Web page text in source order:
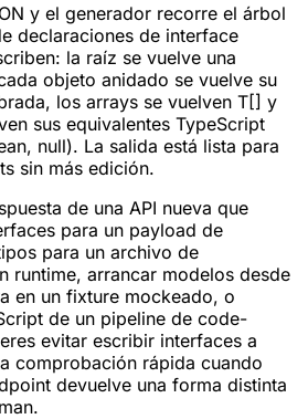
y el generador recorre el árbol
declaraciones de interface
la raíz se vuelve una
objeto anidado se vuelve su
los arrays se vuelven T[] y
sus equivalentes TypeScript
null). La salida está lista para
sin más edición.
de una API nueva que
para un payload de
para un archivo de
runtime, arrancar modelos desde
en un fixture mockeado, o
de un pipeline de code-
evitar escribir interfaces a
comprobación rápida cuando
devuelve una forma distinta